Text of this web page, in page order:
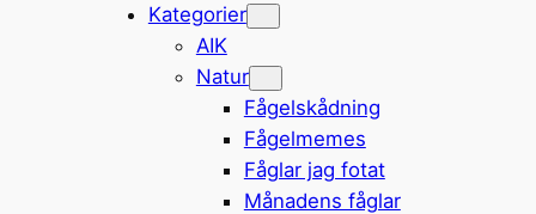
Kategorier
AIK
Natur
Fågelskådning
Fågelmemes
Fåglar jag fotat
Månadens fåglar